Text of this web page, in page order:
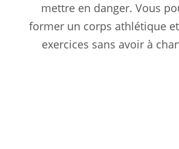
mettre en danger. Vous
former un corps athlétique
exercices sans avoir à